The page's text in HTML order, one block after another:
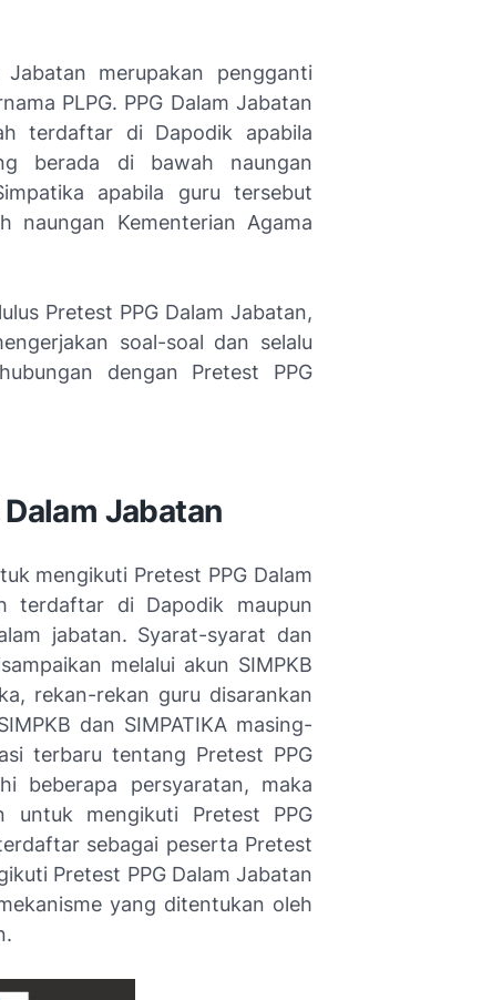
merupakan pengganti
PLPG. PPG Dalam Jabatan
terdaftar di Dapodik apabila
berada di bawah naungan
apabila guru tersebut
naungan Kementerian Agama
Pretest PPG Dalam Jabatan,
soal-soal dan selalu
dengan Pretest PPG
Jabatan
mengikuti Pretest PPG Dalam
terdaftar di Dapodik maupun
jabatan. Syarat-syarat dan
melalui akun SIMPKB
rekan-rekan guru disarankan
dan SIMPATIKA masing-
terbaru tentang Pretest PPG
beberapa persyaratan, maka
untuk mengikuti Pretest PPG
sebagai peserta Pretest
Pretest PPG Dalam Jabatan
yang ditentukan oleh